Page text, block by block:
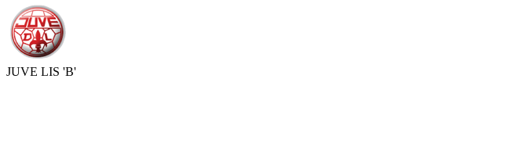
JUVE LIS 'B'